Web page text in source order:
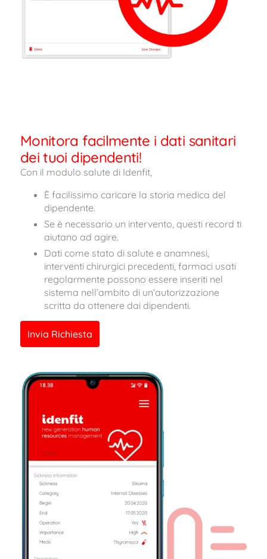
Monitora facilmente i dati sanitari
dei tuoi dipendenti!
Con il modulo salute di Idenfit,
È facilissimo caricare la storia medica del
dipendente.
Se è necessario un intervento, questi record ti
aiutano ad agire.
Dati come stato di salute e anamnesi,
interventi chirurgici precedenti, farmaci usati
regolarmente possono essere inseriti nel
sistema nell’ambito di un’autorizzazione
scritta da ottenere dai dipendenti.
Invia Richiesta